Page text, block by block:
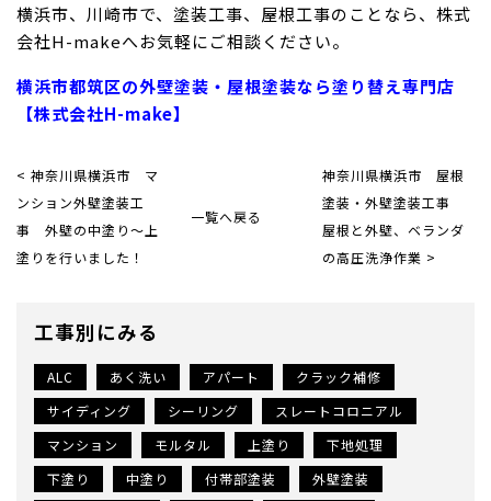
横浜市、川崎市で、塗装工事、屋根工事のことなら、株式
会社H-makeへお気軽にご相談ください。
横浜市都筑区の外壁塗装・屋根塗装なら塗り替え専門店
【株式会社H-make】
< 神奈川県横浜市 マ
ンション外壁塗装工
事 外壁の中塗り〜上
塗りを行いました！
神奈川県横浜市 屋根
塗装・外壁塗装工事
屋根と外壁、ベランダ
の高圧洗浄作業 >
一覧へ戻る
工事別にみる
ALC あく洗い アパート
クラック補修
サイディング
シーリング
スレートコロニアル
マンション
モルタル 上塗り
下地処理
下塗り
中塗り 付帯部塗装
外壁塗装